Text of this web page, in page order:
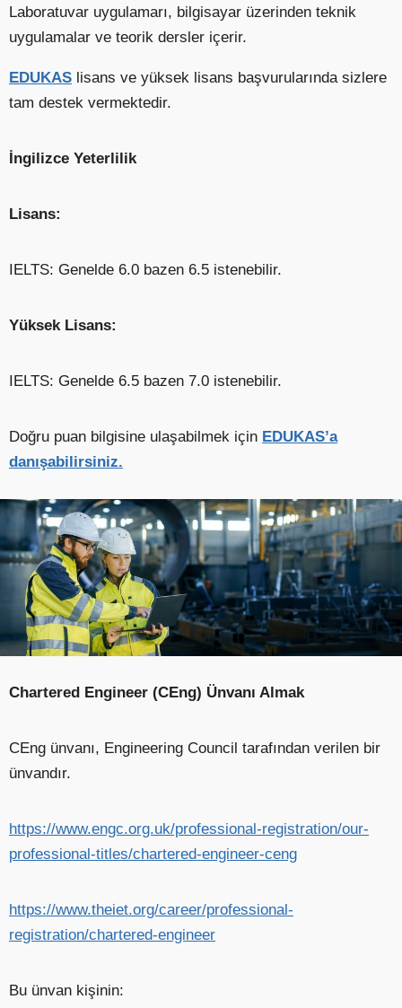
Laboratuvar uygulamarı, bilgisayar üzerinden teknik
uygulamalar ve teorik dersler içerir.
EDUKAS lisans ve yüksek lisans başvurularında sizlere
tam destek vermektedir.
İngilizce Yeterlilik
Lisans:
IELTS: Genelde 6.0 bazen 6.5 istenebilir.
Yüksek Lisans:
IELTS: Genelde 6.5 bazen 7.0 istenebilir.
Doğru puan bilgisine ulaşabilmek için EDUKAS’a
danışabilirsiniz.
Chartered Engineer (CEng) Ünvanı Almak
CEng ünvanı, Engineering Council tarafından verilen bir
ünvandır.
https://www.engc.org.uk/professional-registration/our-
professional-titles/chartered-engineer-ceng
https://www.theiet.org/career/professional-
registration/chartered-engineer
Bu ünvan kişinin: